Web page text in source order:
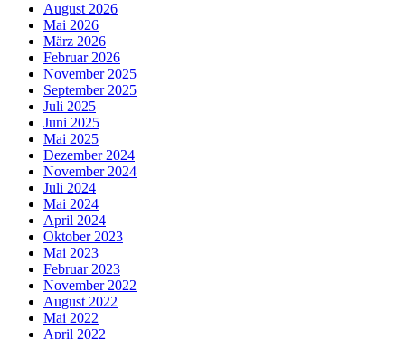
August 2026
Mai 2026
März 2026
Februar 2026
November 2025
September 2025
Juli 2025
Juni 2025
Mai 2025
Dezember 2024
November 2024
Juli 2024
Mai 2024
April 2024
Oktober 2023
Mai 2023
Februar 2023
November 2022
August 2022
Mai 2022
April 2022